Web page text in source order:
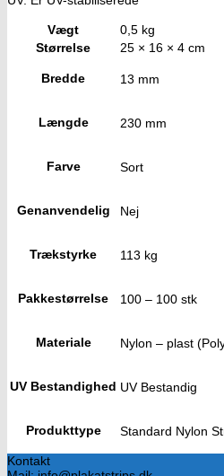
Vægt
0,5 kg
Størrelse
25 × 16 × 4 cm
Bredde 13 mm
Længde 230 mm
Farve Sort
Genanvendelig Nej
Trækstyrke 113 kg
Pakkestørrelse 100 – 100 stk
Materiale Nylon – plast
UV Bestandighed UV Bestandig
Produkttype Standard Nylon
Kontakt